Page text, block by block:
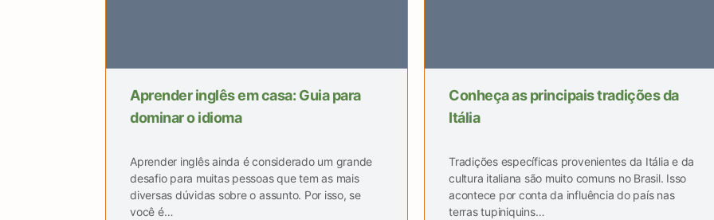
Aprender inglês em casa: Guia para
dominar o idioma
Aprender inglês ainda é considerado um grande
desafio para muitas pessoas que tem as mais
diversas dúvidas sobre o assunto. Por isso, se
você é…
Conheça as principais tradições da
Itália
Tradições específicas provenientes da Itália e da
cultura italiana são muito comuns no Brasil. Isso
acontece por conta da influência do país nas
terras tupiniquins…